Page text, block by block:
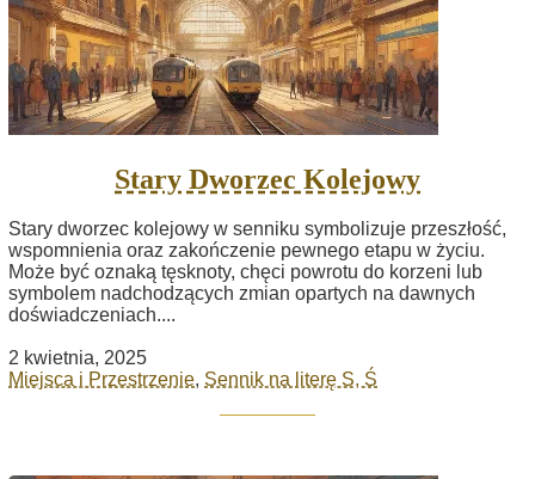
Stary Dworzec Kolejowy
Stary dworzec kolejowy w senniku symbolizuje przeszłość,
wspomnienia oraz zakończenie pewnego etapu w życiu.
Może być oznaką tęsknoty, chęci powrotu do korzeni lub
symbolem nadchodzących zmian opartych na dawnych
doświadczeniach....
2 kwietnia, 2025
Miejsca i Przestrzenie, Sennik na literę S, Ś